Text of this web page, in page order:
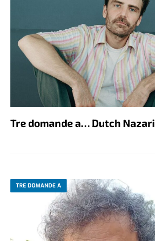
Tre domande a… Dutch Nazari
TRE DOMANDE A